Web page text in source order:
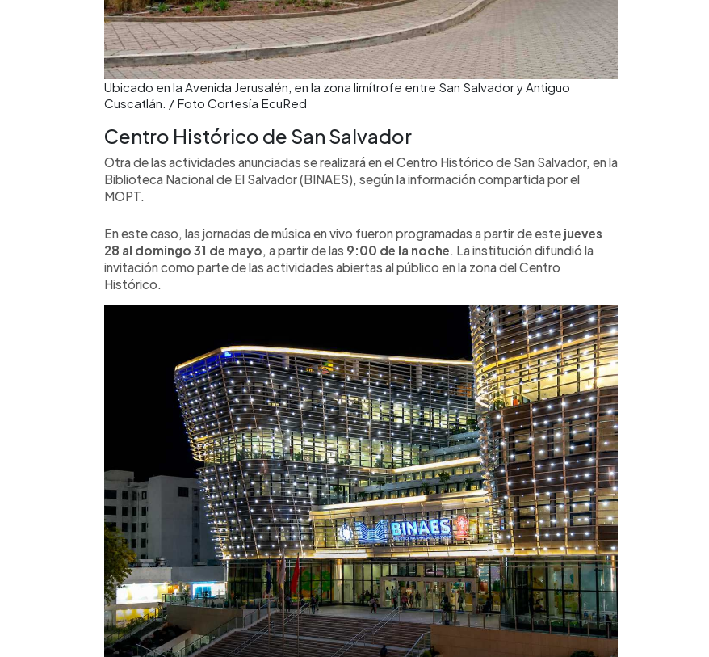
Ubicado en la Avenida Jerusalén, en la zona limítrofe entre San Salvador y Antiguo
Cuscatlán. / Foto Cortesía EcuRed
Centro Histórico de San Salvador
Otra de las actividades anunciadas se realizará en el Centro Histórico de San Salvador, en la
Biblioteca Nacional de El Salvador (BINAES), según la información compartida por el
MOPT.
En este caso, las jornadas de música en vivo fueron programadas a partir de este jueves
28 al domingo 31 de mayo, a partir de las 9:00 de la noche. La institución difundió la
invitación como parte de las actividades abiertas al público en la zona del Centro
Histórico.